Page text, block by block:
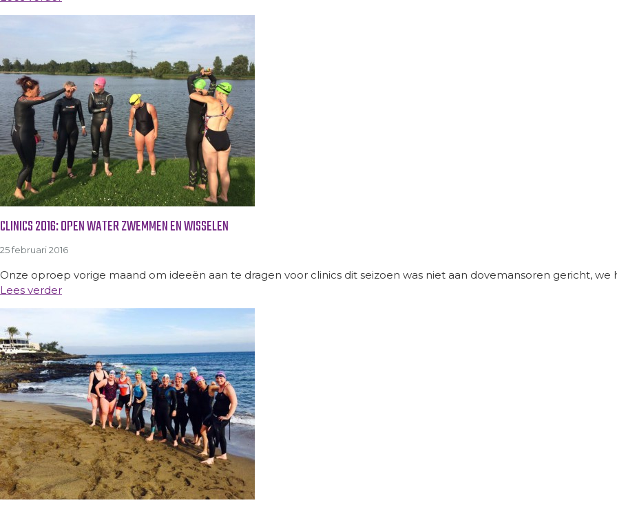
CLINICS 2016: OPEN WATER ZWEMMEN EN WISSELEN
25 februari 2016
Onze oproep vorige maand om ideeën aan te dragen voor clinics dit seizoen was niet aan dovemansoren gericht, we
Lees verder